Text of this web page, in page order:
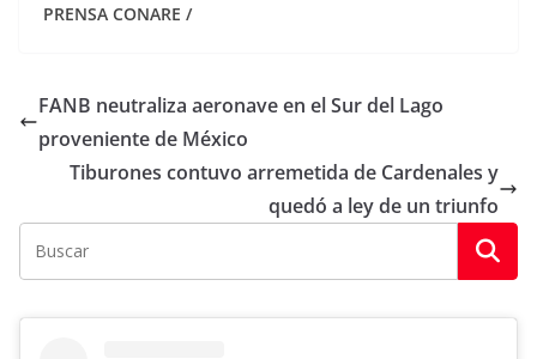
PRENSA CONARE /
FANB neutraliza aeronave en el Sur del Lago
proveniente de México
Tiburones contuvo arremetida de Cardenales y
quedó a ley de un triunfo